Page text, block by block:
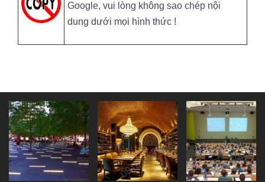
Google, vui lòng không sao chép nội
dung dưới mọi hình thức !